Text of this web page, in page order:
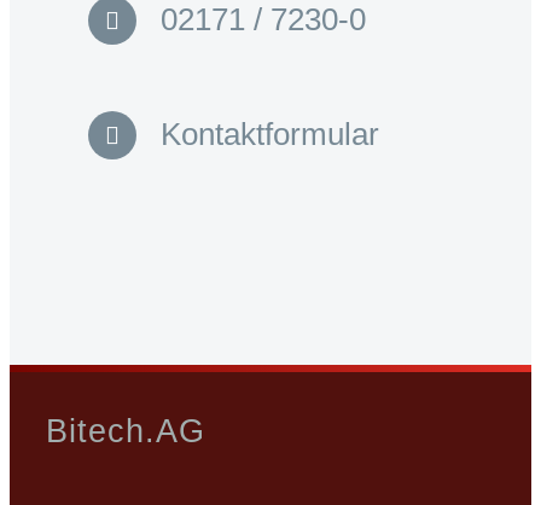
02171 / 7230-0
Kontaktformular
Bitech.AG